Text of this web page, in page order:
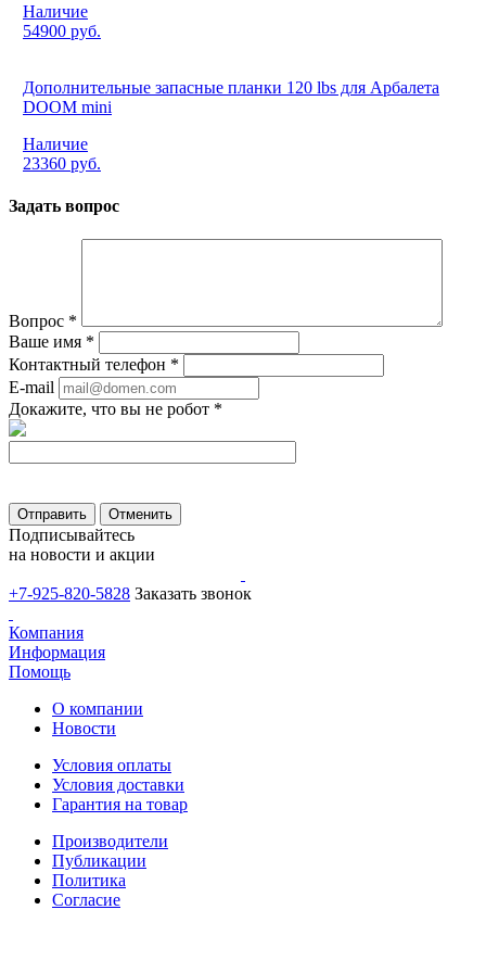
Наличие
54900 руб.
Дополнительные запасные планки 120 lbs для Арбалета
DOOM mini
Наличие
23360 руб.
Задать вопрос
Вопрос *
Ваше имя *
Контактный телефон *
E-mail
Докажите, что вы не робот *
Отправить Отменить
Подписывайтесь
на новости и акции
+7-925-820-5828 Заказать звонок
Компания
Информация
Помощь
О компании
Новости
Условия оплаты
Условия доставки
Гарантия на товар
Производители
Публикации
Политика
Согласие